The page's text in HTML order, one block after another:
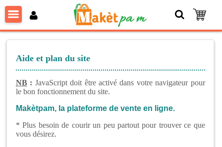
Aide et plan du site
NB: JavaScript doit être activé dans votre navigateur pour
le bon fonctionnement du site.
Makètpam, la plateforme de vente en ligne.
* Plus besoin de courir un peu partout pour trouver ce que
vous désirez.